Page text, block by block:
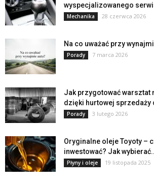
wyspecjalizowanego
Mechanika 28 czerwca 2026
Na co uważać przy
Porady 7 marca 2026
Jak przygotować warsztat
dzięki hurtowej sprzedaży
Porady 3 lutego 2026
Oryginalne oleje Toyoty –
inwestować? Jak
Płyny i oleje 19 listopada 2025